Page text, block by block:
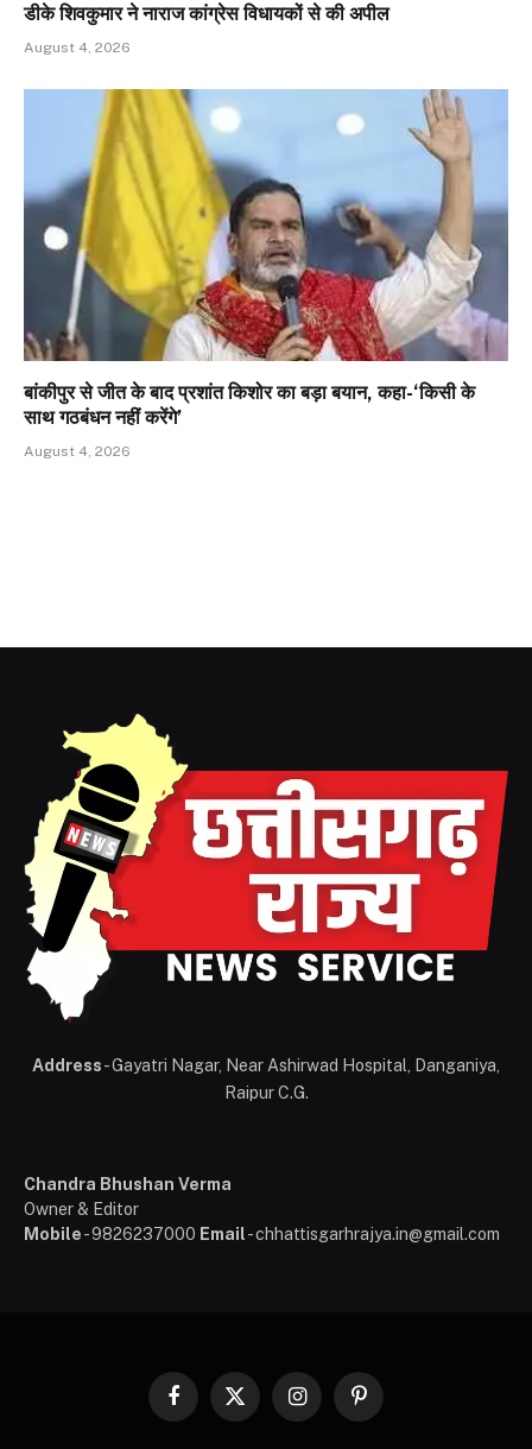
डीके शिवकुमार ने नाराज कांग्रेस विधायकों से की अपील
August 4, 2026
बांकीपुर से जीत के बाद प्रशांत किशोर का बड़ा बयान, कहा-‘किसी के
साथ गठबंधन नहीं करेंगे’
August 4, 2026
Address- Gayatri Nagar, Near Ashirwad Hospital, Danganiya,
Raipur C.G.
Chandra Bhushan Verma
Owner & Editor
Mobile- 9826237000 Email- chhattisgarhrajya.in@gmail.com
Facebook
X
InstagramPinterest